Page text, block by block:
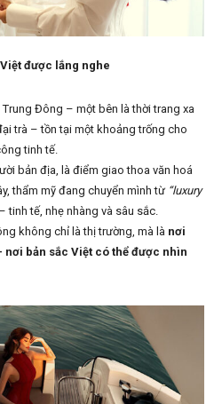
được lắng nghe
Đông – một bên là thời trang xa
trà – tồn tại một khoảng trống cho
tinh tế.
bản địa, là điểm giao thoa văn hoá
thẩm mỹ đang chuyển mình từ “luxury
tinh tế, nhẹ nhàng và sâu sắc.
không chỉ là thị trường, mà là nơi
bản sắc Việt có thể được nhìn